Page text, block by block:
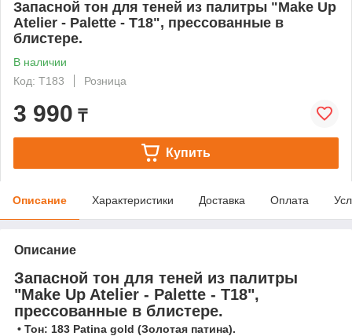
Запасной тон для теней из палитры "Make Up
Atelier - Palette - T18", прессованные в
блистере.
В наличии
Код: T183
Розница
3 990 ₸
Купить
Описание Характеристики Доставка Оплата
Описание
Запасной тон для теней из палитры
"Make Up Atelier - Palette - T18",
прессованные в блистере.
• Тон: 183 Patina gold (Золотая патина).